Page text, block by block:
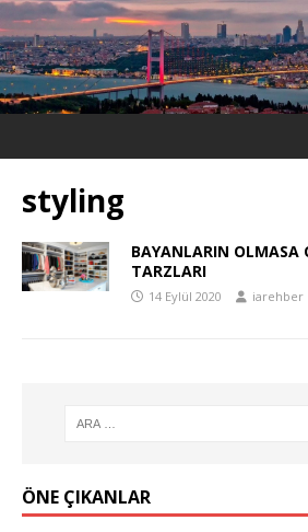
styling
BAYANLARIN OLMASA
TARZLARI
14 Eylül 2020 iarehber
ÖNE ÇIKANLAR